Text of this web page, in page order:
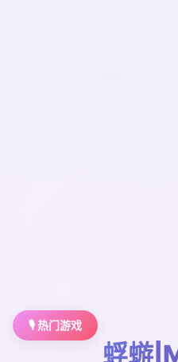
🎙️ 热门游戏
蜉蝣